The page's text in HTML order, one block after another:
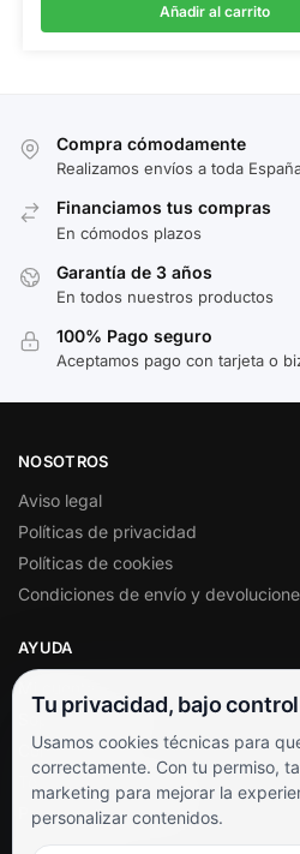
Añadir al carrito
Compra cómodamente
Realizamos envíos a toda
Financiamos tus compras
En cómodos plazos
Garantía de 3 años
En todos nuestros productos
100% Pago seguro
Aceptamos pago con tarjeta o
NOSOTROS
Aviso legal
Políticas de privacidad
Políticas de cookies
Condiciones de envío y
AYUDA
Soporte al cliente
Contacto
Términos y condiciones
Preguntas frecuentes
Tu privacidad, bajo control
Usamos cookies técnicas para
correctamente. Con tu permiso,
marketing para mejorar la
personalizar contenidos.